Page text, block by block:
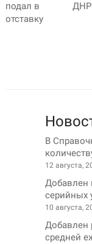
подал в
отставку
ДНР
В
12 августа,
Добавлен
серийных
10 августа,
Добавлен
средней